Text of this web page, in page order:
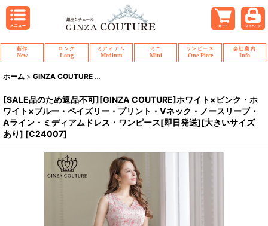
新作
New
ロング
Long
ミディアム
Medium
ミニ
Mini
ワンピース
One Piece
会社案内
Info
ホーム > GINZA COUTURE >
[SALE品のため返品不可][GINZA COUTURE]ホワイト×ピンク・ホ
ワイト×ブルー・ペイズリー・プリント・Vネック・ノースリーブ・
Aライン・ミディアムドレス・ワンピース[即日発送][大きいサイズ
あり] [C24007]